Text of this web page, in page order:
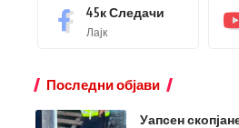
45кСледачи
Лајк
Последни објави
Уапсен